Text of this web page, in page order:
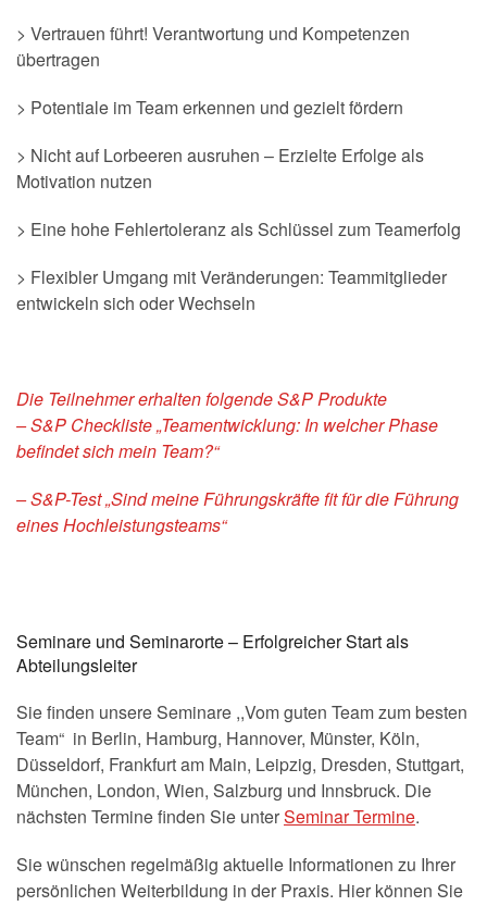
> Vertrauen führt! Verantwortung und Kompetenzen
übertragen
> Potentiale im Team erkennen und gezielt fördern
> Nicht auf Lorbeeren ausruhen – Erzielte Erfolge als
Motivation nutzen
> Eine hohe Fehlertoleranz als Schlüssel zum Teamerfolg
> Flexibler Umgang mit Veränderungen: Teammitglieder
entwickeln sich oder Wechseln
Die Teilnehmer erhalten folgende S&P Produkte
– S&P Checkliste „Teamentwicklung: In welcher Phase
befindet sich mein Team?“
– S&P-Test „Sind meine Führungskräfte fit für die Führung
eines Hochleistungsteams“
Seminare und Seminarorte – Erfolgreicher Start als
Abteilungsleiter
Sie finden unsere Seminare ,,Vom guten Team zum besten
Team“ in Berlin, Hamburg, Hannover, Münster, Köln,
Düsseldorf, Frankfurt am Main, Leipzig, Dresden, Stuttgart,
München, London, Wien, Salzburg und Innsbruck. Die
nächsten Termine finden Sie unterSeminar Termine.
Sie wünschen regelmäßig aktuelle Informationen zu Ihrer
persönlichen Weiterbildung in der Praxis. Hier können Sie